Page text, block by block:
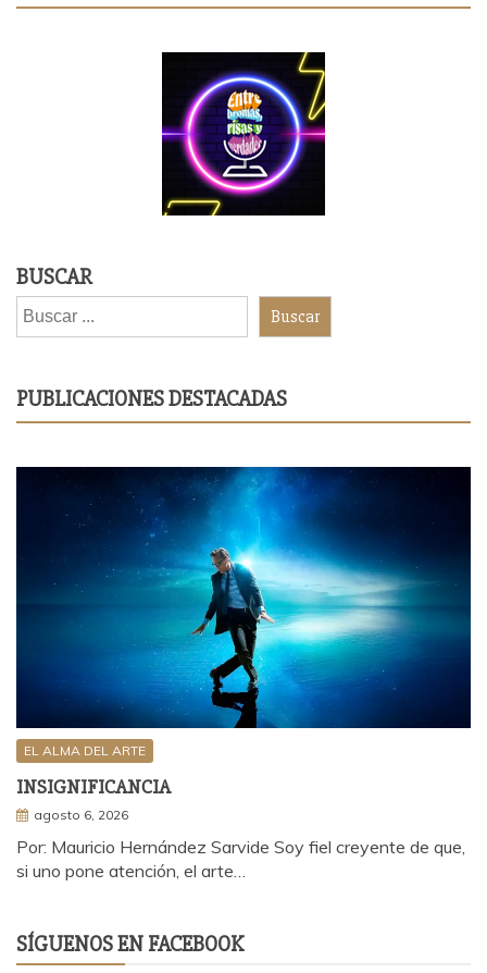
BUSCAR
Buscar
PUBLICACIONES DESTACADAS
EL ALMA DEL ARTE
INSIGNIFICANCIA
agosto 6, 2026
Por: Mauricio Hernández Sarvide Soy fiel creyente de que,
si uno pone atención, el arte…
SÍGUENOS EN FACEBOOK